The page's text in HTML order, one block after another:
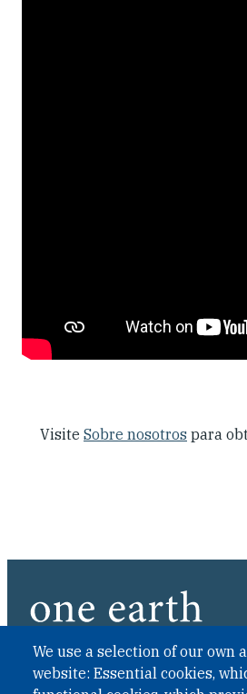
Visite Sobre nosotros para
We use a selection of our
website: Essential cookies,